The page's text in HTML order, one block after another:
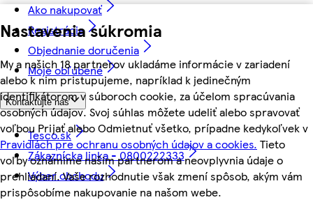
Nastavenia súkromia
My a našich 18 partnerov ukladáme informácie v zariadení
alebo k nim pristupujeme, napríklad k jedinečným
identifikátorom v súboroch cookie, za účelom spracúvania
osobných údajov. Svoj súhlas môžete udeliť alebo spravovať
voľbou Prijať alebo Odmietnuť všetko, prípadne kedykoľvek v
Pravidlách pre ochranu osobných údajov a cookies. Tieto
voľby oznámime našim partnerom a neovplyvnia údaje o
prehliadaní. Vaše rozhodnutie však zmení spôsob, akým vám
prispôsobíme nakupovanie na našom webe.
Ako nakupovať
Registrácia
Objednanie doručenia
Moje obľúbené
Kontaktujte nás
Tesco.sk
Zákaznícka linka - 0800222333
Výber obchodu